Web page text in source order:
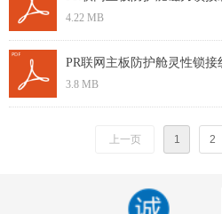
4.22 MB
PR联网主板防护舱灵性锁接
3.8 MB
上一页 1 2